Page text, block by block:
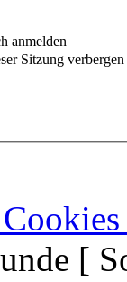
anmelden
Sitzung verbergen
[